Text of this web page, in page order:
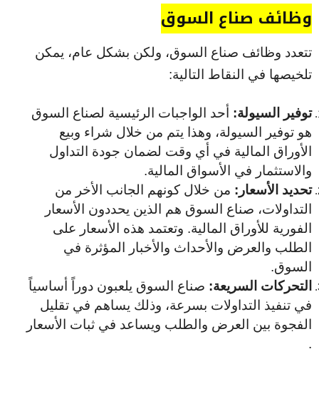
وظائف صناع السوق
تتعدد وظائف صناع السوق، ولكن بشكل عام، يمكن
تلخيصها في النقاط التالية:
توفير السيولة: أحد الواجبات الرئيسية لصناع السوق
هو توفير السيولة، وهذا يتم من خلال شراء وبيع
الأوراق المالية في أي وقت لضمان جودة التداول
والاستثمار في الأسواق المالية.
تحديد الأسعار: من خلال كونهم الجانب الأخر من
التداولات، صناع السوق هم الذين يحددون الأسعار
الفورية للأوراق المالية. وتعتمد هذه الأسعار على
الطلب والعرض والأحداث والأخبار المؤثرة في
السوق.
التحركات السريعة: صناع السوق يلعبون دوراً أساسياً
في تنفيذ التداولات بسرعة، وذلك يساهم في تقليل
الفجوة بين العرض والطلب ويساعد في ثبات الأسعار
.